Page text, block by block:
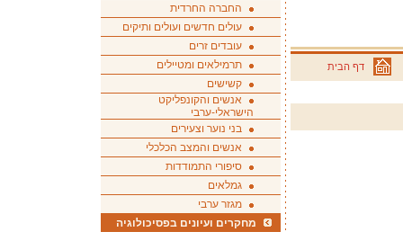
דף הבית
החברה החרדית
עולים חדשים ועולים ותיקים
עובדים זרים
תרמילאים ומטיילים
קשישים
אנשים והקונפליקט
הישראלי-ערבי
בני נוער וצעירים
אנשים והמצב הכלכלי
סיפורי התמודדות
גמלאים
מגזר ערבי
מחקרים ועיונים בפסיכולוגיה